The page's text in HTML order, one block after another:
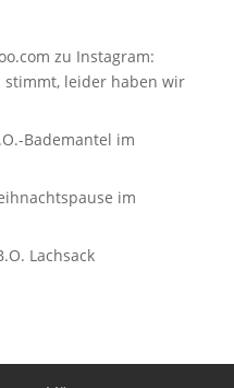
zu Instagram:
stimmt, leider haben wir
Bademantel im
im
Lachsack